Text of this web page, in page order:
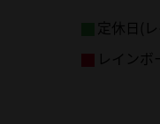
定休日(
レイン